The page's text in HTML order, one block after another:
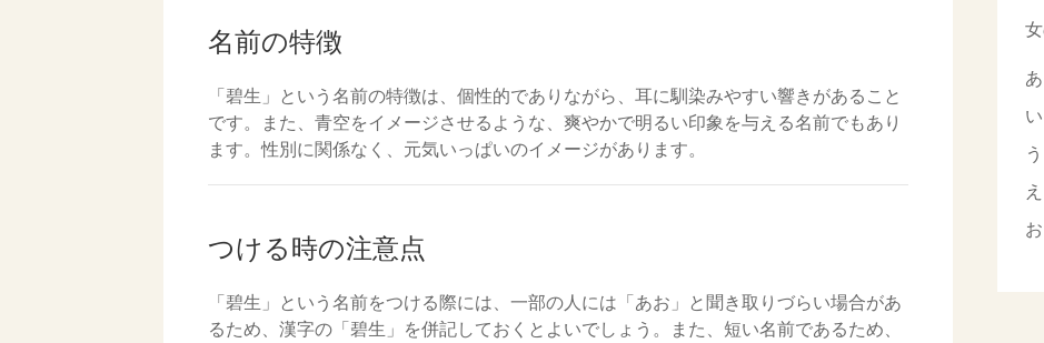
名前の特徴
「碧生」という名前の特徴は、個性的でありながら、耳に馴染みやすい響きがあること
です。また、青空をイメージさせるような、爽やかで明るい印象を与える名前でもあり
ます。性別に関係なく、元気いっぱいのイメージがあります。
つける時の注意点
「碧生」という名前をつける際には、一部の人には「あお」と聞き取りづらい場合があ
るため、漢字の「碧生」を併記しておくとよいでしょう。また、短い名前であるため、
あ
い
う
え
お